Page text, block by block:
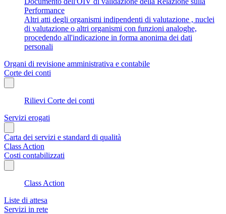
Performance
Altri atti degli organismi indipendenti di valutazione , nuclei
di valutazione o altri organismi con funzioni analoghe,
procedendo all'indicazione in forma anonima dei dati
personali
Organi di revisione amministrativa e contabile
Corte dei conti
Rilievi Corte dei conti
Servizi erogati
Carta dei servizi e standard di qualità
Class Action
Costi contabilizzati
Class Action
Liste di attesa
Servizi in rete